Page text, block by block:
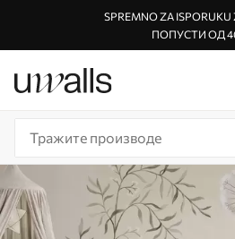
SPREMNO ZA ISPORUKU
ПОПУСТИ ОД